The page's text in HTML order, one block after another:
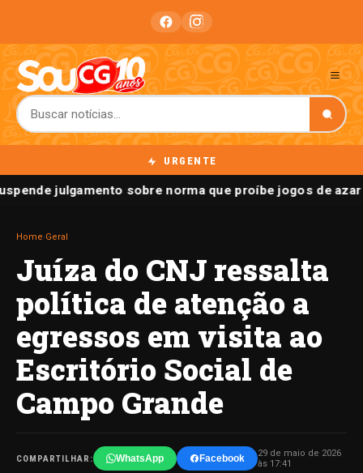
URGENTE
julgamento sobre norma que proíbe jogos de azar
Home Geral
Juíza do CNJ ressalta
política de atenção a
egressos em visita ao
Escritório Social de
Campo Grande
COMPARTILHAR: WhatsApp Facebook
29 de maio de 2026
às 17:41